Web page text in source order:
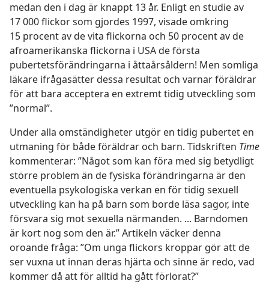
medan den i dag är knappt 13 år. Enligt en studie av
17 000 flickor som gjordes 1997, visade omkring
15 procent av de vita flickorna och 50 procent av de
afroamerikanska flickorna i USA de första
pubertetsförändringarna i åttaårsåldern! Men somliga
läkare ifrågasätter dessa resultat och varnar föräldrar
för att bara acceptera en extremt tidig utveckling som
”normal”.
Under alla omständigheter utgör en tidig pubertet en
utmaning för både föräldrar och barn. Tidskriften Time
kommenterar: ”Något som kan föra med sig betydligt
större problem än de fysiska förändringarna är den
eventuella psykologiska verkan en för tidig sexuell
utveckling kan ha på barn som borde läsa sagor, inte
försvara sig mot sexuella närmanden. ... Barndomen
är kort nog som den är.” Artikeln väcker denna
oroande fråga: ”Om unga flickors kroppar gör att de
ser vuxna ut innan deras hjärta och sinne är redo, vad
kommer då att för alltid ha gått förlorat?”